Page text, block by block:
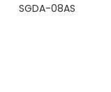
SGDA-08AS